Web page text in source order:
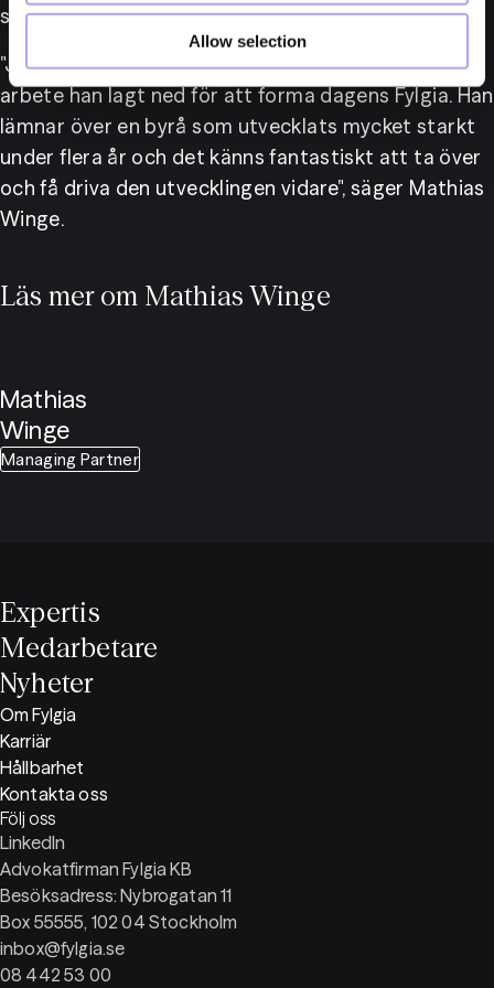
Allow selection
stark tillväxt och modernisering.
"Jag vill rikta ett varmt tack till Fredrik för det
arbete han lagt ned för att forma dagens Fylgia. Han
lämnar över en byrå som utvecklats mycket starkt
under flera år och det känns fantastiskt att ta över
och få driva den utvecklingen vidare", säger Mathias
Winge.
Läs mer om Mathias Winge
Managing Partner
Mathias
Winge
Expertis
Medarbetare
Nyheter
Advokatfirman Fylgia KB
Besöksadress: Nybrogatan 11
Box 55555, 102 04 Stockholm
inbox@fylgia.se
08 442 53 00
Följ oss
LinkedIn
Om Fylgia
Karriär
Hållbarhet
Kontakta oss